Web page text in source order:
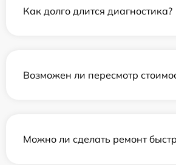
Как долго длится диагностика?
Возможен ли пересмотр
Можно ли сделать ремонт